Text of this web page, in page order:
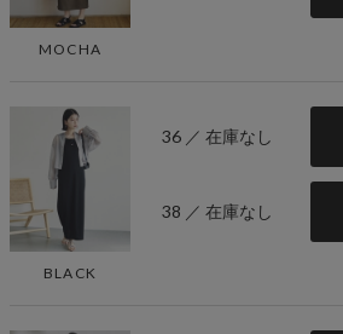
MOCHA
BLACK
36 ／ 在庫なし
38 ／ 在庫なし